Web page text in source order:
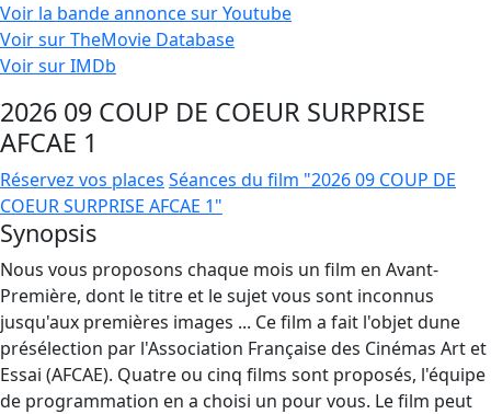
Voir la bande annonce sur Youtube
Voir sur TheMovie Database
Voir sur IMDb
2026 09 COUP DE COEUR SURPRISE
AFCAE 1
Réservez vos places Séances du film "2026 09 COUP DE
COEUR SURPRISE AFCAE 1"
Synopsis
Nous vous proposons chaque mois un film en Avant-
Première, dont le titre et le sujet vous sont inconnus
jusqu'aux premières images ... Ce film a fait l'objet dune
présélection par l'Association Française des Cinémas Art et
Essai (AFCAE). Quatre ou cinq films sont proposés, l'équipe
de programmation en a choisi un pour vous. Le film peut